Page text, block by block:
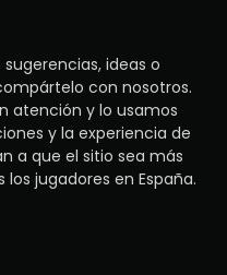
ideas o
con nosotros.
atención y lo usamos
y la experiencia de
a que el sitio sea más
jugadores en España.